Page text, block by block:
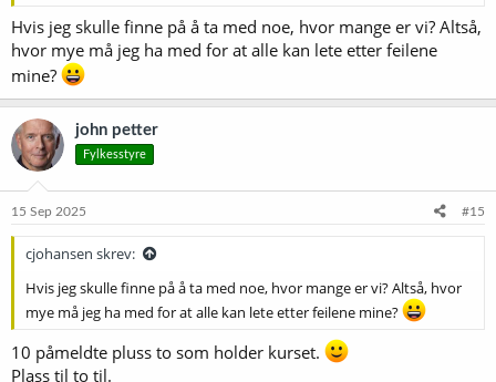
Hvis jeg skulle finne på å ta med noe, hvor mange er vi? Altså,
hvor mye må jeg ha med for at alle kan lete etter feilene
mine?
john petter
Fylkesstyre
15 Sep 2025 #15
cjohansen skrev:
Hvis jeg skulle finne på å ta med noe, hvor mange er vi? Altså, hvor
mye må jeg ha med for at alle kan lete etter feilene mine?
10 påmeldte pluss to som holder kurset.
Plass til to til.